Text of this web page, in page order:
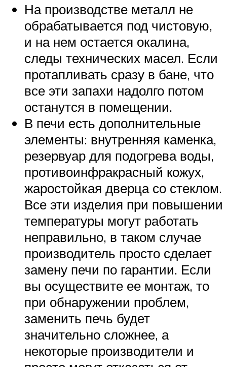
На производстве металл не
обрабатывается под чистовую,
и на нем остается окалина,
следы технических масел. Если
протапливать сразу в бане, что
все эти запахи надолго потом
останутся в помещении.
В печи есть дополнительные
элементы: внутренняя каменка,
резервуар для подогрева воды,
противоинфракрасный кожух,
жаростойкая дверца со стеклом.
Все эти изделия при повышении
температуры могут работать
неправильно, в таком случае
производитель просто сделает
замену печи по гарантии. Если
вы осуществите ее монтаж, то
при обнаружении проблем,
заменить печь будет
значительно сложнее, а
некоторые производители и